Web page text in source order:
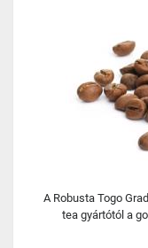
A Robusta Togo
tea gyártótól a